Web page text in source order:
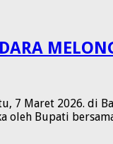
7 Maret 2026. di
oleh Bupati